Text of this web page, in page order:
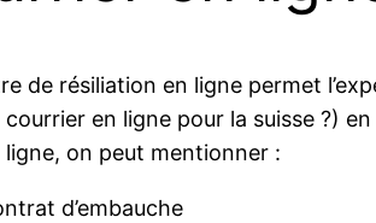
de résiliation en ligne permet
en ligne pour la suisse ?)
on peut mentionner :
d’embauche